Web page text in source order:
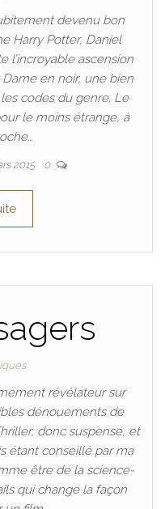
devenu bon
Harry Potter, Daniel
l’incroyable ascension
en noir, une bien
codes du genre. Le
le moins étrange, à
2015 0
révélateur sur
dénouements de
donc suspense, et
étant conseillé par ma
être de la science-
qui change la façon